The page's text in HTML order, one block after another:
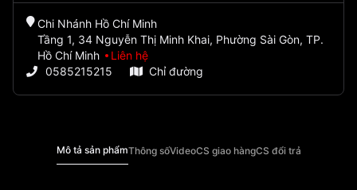
Chi Nhánh Hồ Chí Minh
Tầng 1, 34 Nguyễn Thị Minh Khai, Phường Sài Gòn, TP.
Hồ Chí Minh
Liên hệ
0585215215
Chỉ đường
Mô tả sản phẩmThông sốVideoCS giao hàngCS đổi trả